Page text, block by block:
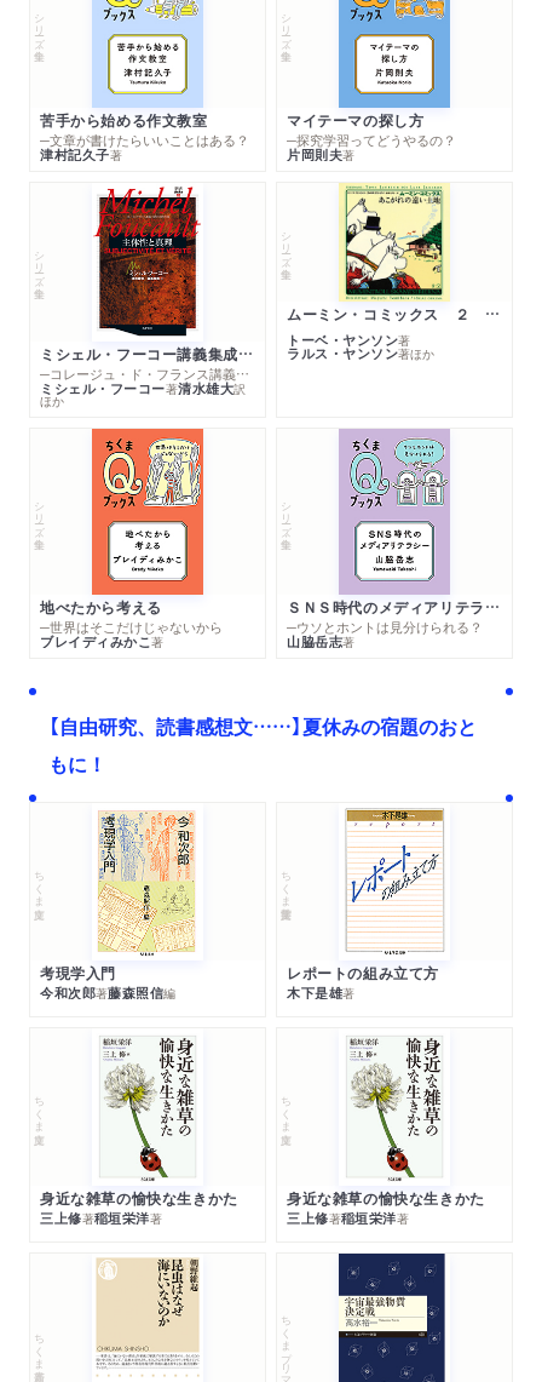
シリーズ・全集
苦手から始める作文教室
─文章が書けたらいいことはある？
津村記久子著
シリーズ・全集
マイテーマの探し方
─探究学習ってどうやるの？
片岡則夫著
シリーズ・全集
ミシェル・フーコー講義集成１０ 主体性と真理
─コレージュ・ド・フランス講義１９８０－１９８１年度
ミシェル・フーコー著清水雄大訳
ほか
シリーズ・全集
ムーミン・コミックス ２ あこがれの遠い土地
トーベ・ヤンソン著
ラルス・ヤンソン著ほか
シリーズ・全集
地べたから考える
─世界はそこだけじゃないから
ブレイディみかこ著
シリーズ・全集
ＳＮＳ時代のメディアリテラシー
─ウソとホントは見分けられる？
山脇岳志著
【自由研究、読書感想文……】夏休みの宿題のおと
もに！
ちくま文庫
考現学入門
今和次郎著藤森照信編
ちくま学芸文庫
レポートの組み立て方
木下是雄著
ちくま文庫
身近な雑草の愉快な生きかた
三上修著稲垣栄洋著
ちくま文庫
身近な雑草の愉快な生きかた
三上修著稲垣栄洋著
ちくま新書 ちくまプリマー新書